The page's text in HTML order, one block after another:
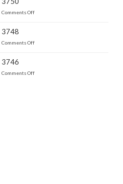
Comments Offon
3748
Comments Offon
3746
Comments Offon